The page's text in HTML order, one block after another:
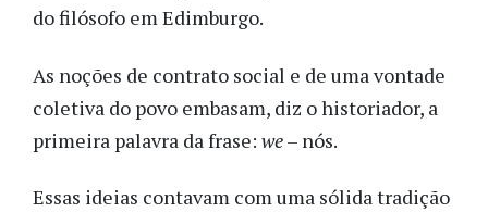
do filósofo em Edimburgo.
As noções de contrato social e de uma vontade
coletiva do povo embasam, diz o historiador, a
primeira palavra da frase: we– nós.
Essas ideias contavam com uma sólida tradição